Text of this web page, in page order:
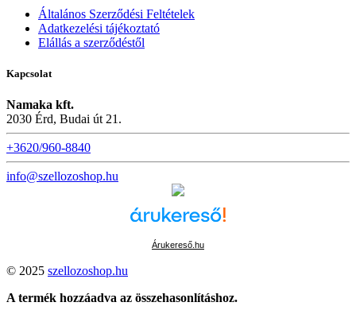
Általános Szerződési Feltételek
Adatkezelési tájékoztató
Elállás a szerződéstől
Kapcsolat
Namaka kft.
2030 Érd, Budai út 21.
+3620/960-8840
info@szellozoshop.hu
Árukereső.hu
© 2025 szellozoshop.hu
A termék hozzáadva az összehasonlításhoz.